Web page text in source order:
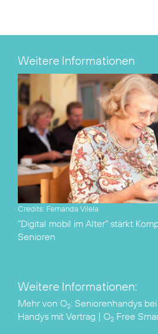
Weitere Informationen
Credits: Fernanda Vilela
"Digital mobil im Alter" stärkt
Senioren
Weitere Informationen:
Mehr von O2: Seniorenhandys
Handys mit Vertrag | O2 Free